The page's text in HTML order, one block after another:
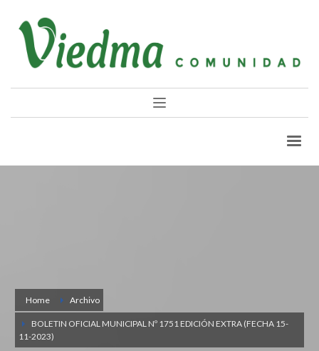
Home Archivo
BOLETIN OFICIAL MUNICIPAL Nº 1751 EDICIÓN EXTRA (FECHA 15-
11-2023)